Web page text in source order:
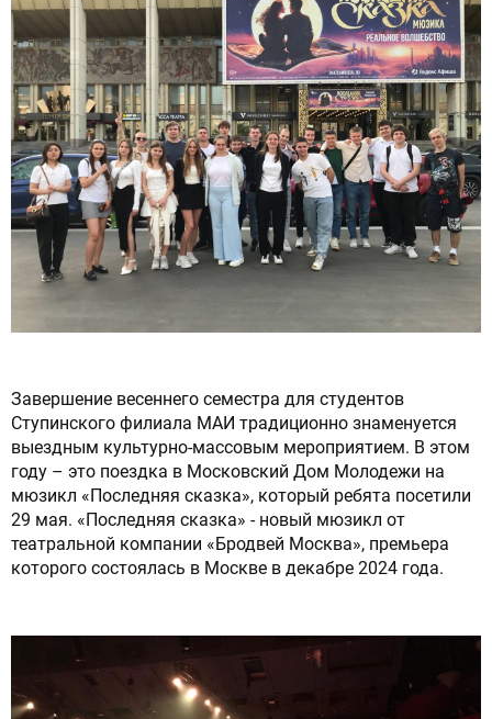
ОТПРАВИТЬ СООБЩЕНИЕ
Без изображеий / с изображениями
Сброс настроек
Завершение весеннего семестра для студентов
Ступинского филиала МАИ традиционно знаменуется
выездным культурно-массовым мероприятием. В этом
году – это поездка в Московский Дом Молодежи на
мюзикл «Последняя сказка», который ребята посетили
29 мая. «Последняя сказка» - новый мюзикл от
театральной компании «Бродвей Москва», премьера
которого состоялась в Москве в декабре 2024 года.